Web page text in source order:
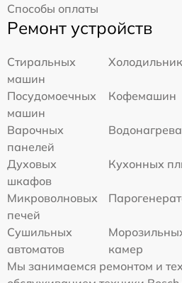
Способы оплаты
Ремонт устройств
Стиральных
машин
Посудомоечных
машин
Кофемашин
Варочных
панелей
Духовых
шкафов
Кухонных
Микроволновых
печей
Сушильных
автоматов
камер
Мы занимаемся ремонтом и